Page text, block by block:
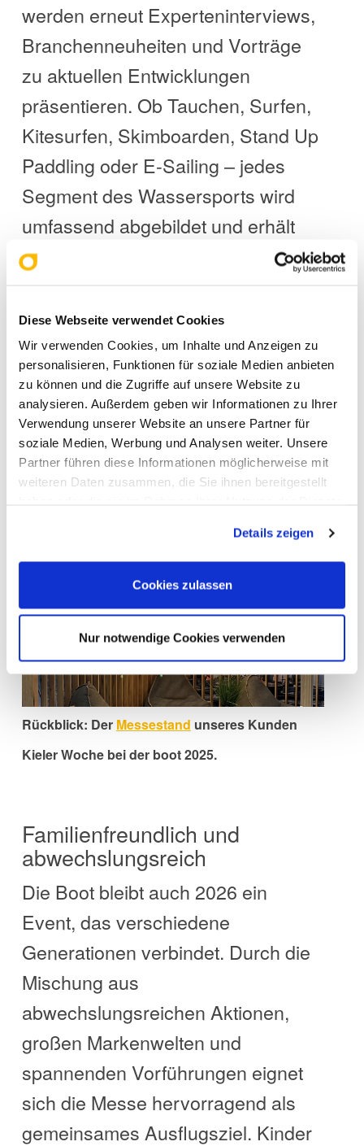
Diese Webseite verwendet Cookies
Wir verwenden Cookies, um Inhalte und Anzeigen zu
personalisieren, Funktionen für soziale Medien anbieten
zu können und die Zugriffe auf unsere Website zu
analysieren. Außerdem geben wir Informationen zu Ihrer
Verwendung unserer Website an unsere Partner für
soziale Medien, Werbung und Analysen weiter. Unsere
Partner führen diese Informationen möglicherweise mit
weiteren Daten zusammen, die Sie ihnen bereitgestellt
Cookies, wenn Sie unsere Webseite weiterhin nutzen.
Details zeigen
Cookies zulassen
Nur notwendige Cookies verwenden
werden erneut Experteninterviews,
Branchenneuheiten und Vorträge
zu aktuellen Entwicklungen
präsentieren. Ob Tauchen, Surfen,
Kitesurfen, Skimboarden, Stand Up
Paddling oder E-Sailing – jedes
Segment des Wassersports wird
umfassend abgebildet und erhält
Raum für Austausch und
Workshops für Einsteiger und
Fortgeschrittene runden das
Angebot ab und machen die Boot
2026 zu einer Wissensplattform mit
hohem Mehrwert für Hobby- wie
Profisportler.
Rückblick: Der Messestand unseres Kunden
Kieler Woche bei der boot 2025.
Familienfreundlich und
abwechslungsreich
Die Boot bleibt auch 2026 ein
Event, das verschiedene
Generationen verbindet. Durch die
Mischung aus
abwechslungsreichen Aktionen,
großen Markenwelten und
spannenden Vorführungen eignet
sich die Messe hervorragend als
gemeinsames Ausflugsziel. Kinder